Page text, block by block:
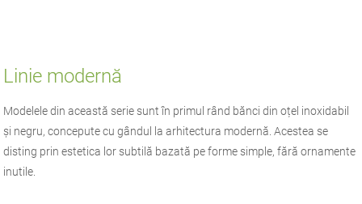
Linie modernă
Modelele din această serie sunt în primul rând bănci din oțel inoxidabil
și negru, concepute cu gândul la arhitectura modernă. Acestea se
disting prin estetica lor subtilă bazată pe forme simple, fără ornamente
inutile.